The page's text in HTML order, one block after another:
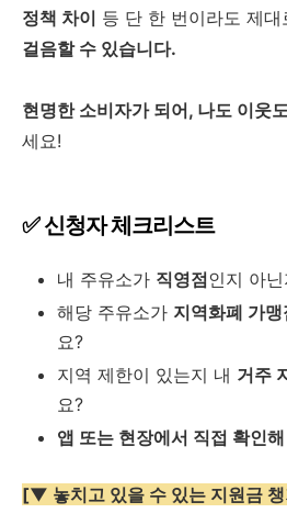
정책 차이 등 단 한 번이라도 제
걸음할 수 있습니다.
현명한 소비자가 되어, 나도 이웃
세요!
✅ 신청자 체크리스트
내 주유소가 직영점인지 아
해당 주유소가 지역화폐 가맹
요?
지역 제한이 있는지 내 거주
요?
앱 또는 현장에서 직접 확인
[▼ 놓치고 있을 수 있는 지원금